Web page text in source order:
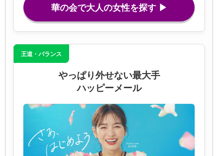
華の会で大人の女性を探す ▶
王道・バランス
やっぱり外せない最大手
ハッピーメール